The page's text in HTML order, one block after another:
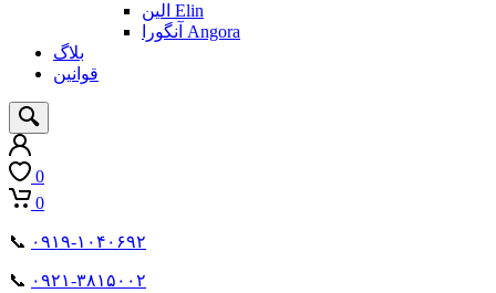
الین Elin
آنگورا Angora
بلاگ
قوانین
0
0
📞 ۰۹۱۹-۱۰۴۰۶۹۲
📞 ۰۹۲۱-۳۸۱۵۰۰۲